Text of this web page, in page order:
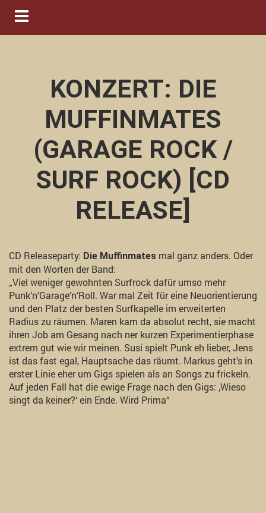
Navigation ein-/ausblenden
KONZERT: DIE
MUFFINMATES
(GARAGE ROCK /
SURF ROCK) [CD
RELEASE]
CD Releaseparty: Die Muffinmates mal ganz anders. Oder
mit den Worten der Band:
„Viel weniger gewohnten Surfrock dafür umso mehr
Punk’n’Garage’n’Roll. War mal Zeit für eine Neuorientierung
und den Platz der besten Surfkapelle im erweiterten
Radius zu räumen. Maren kam da absolut recht, sie macht
ihren Job am Gesang nach ner kurzen Experimentierphase
extrem gut wie wir meinen. Susi spielt Punk eh lieber, Jens
ist das fast egal, Hauptsache das räumt. Markus geht’s in
erster Linie eher um Gigs spielen als an Songs zu frickeln.
Auf jeden Fall hat die ewige Frage nach den Gigs: ‚Wieso
singt da keiner?‘ ein Ende. Wird Prima“